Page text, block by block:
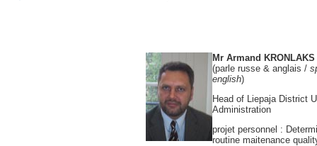
Mr Armand KRONLAKS
(parle russe & anglais /
english)
Head of Liepaja District
Administration
projet personnel :
routine maitenance